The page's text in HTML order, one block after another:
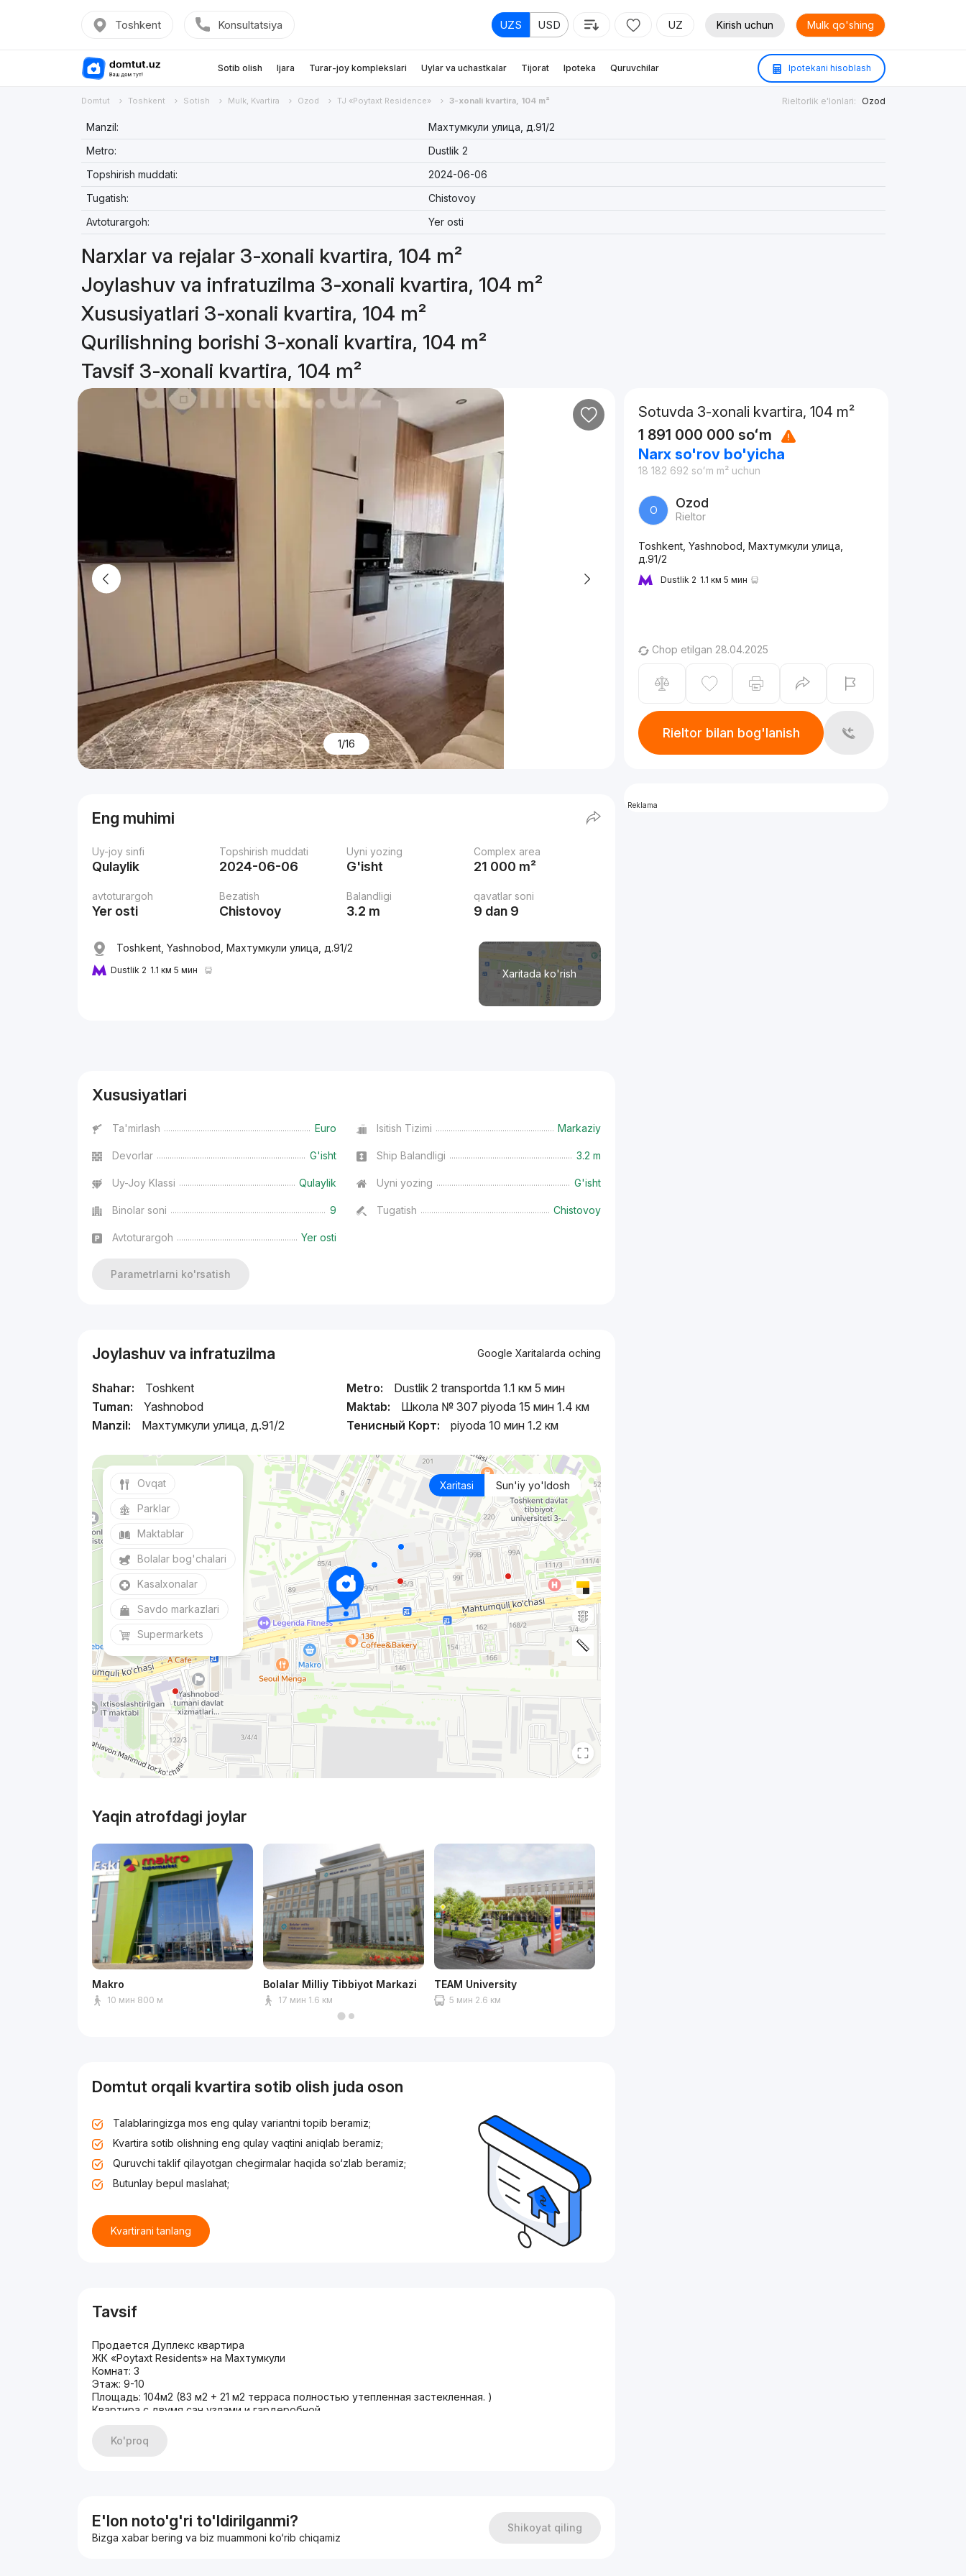
Toshkent Konsultatsiya UZS USD UZ Kirish uchun Mulk qo'shing
Sotib olish Ijara Turar-joy komplekslari Uylar va uchastkalar Tijorat Ipoteka Quruvchilar Ipotekani hisoblash
Domtut Toshkent Sotish Mulk, Kvartira Ozod TJ «Poytaxt Residence» 3-xonali kvartira, 104 m² Rieltorlik e'lonlari: Ozod
Manzil:
Махтумкули улица, д.91/2
Metro:
Dustlik 2
Topshirish muddati:
2024-06-06
Tugatish:
Chistovoy
Avtoturargoh:
Yer osti
Narxlar va rejalar 3-xonali kvartira, 104 m²
Joylashuv va infratuzilma 3-xonali kvartira, 104 m²
Xususiyatlari 3-xonali kvartira, 104 m²
Qurilishning borishi 3-xonali kvartira, 104 m²
Tavsif 3-xonali kvartira, 104 m²
1/16
Eng muhimi
Uy-joy sinfi
Qulaylik
Topshirish muddati
2024-06-06
Uyni yozing
G'isht
Complex area
21 000 m²
avtoturargoh
Yer osti
Bezatish
Chistovoy
Balandligi
3.2 m
qavatlar soni
9 dan 9
Xaritada ko'rish
Toshkent, Yashnobod, Махтумкули улица, д.91/2
Dustlik 2 1.1 км 5 мин
Xususiyatlari
Ta'mirlash Euro Isitish Tizimi Markaziy
Devorlar G'isht Ship Balandligi 3.2 m
Uy-Joy Klassi Qulaylik Uyni yozing G'isht
Binolar soni 9 Tugatish Chistovoy
Avtoturargoh Yer osti
Parametrlarni ko'rsatish
Joylashuv va infratuzilma Google Xaritalarda oching
Shahar:
Toshkent
Tuman:
Yashnobod
Manzil:
Махтумкули улица, д.91/2
Metro:
Dustlik 2 transportda 1.1 км 5 мин
Maktab:
Школа № 307 piyoda 15 мин 1.4 км
Тенисный Корт:
piyoda 10 мин 1.2 км
Xaritasi Sun'iy yo'ldosh
Ovqat
Parklar
Maktablar
Bolalar bog'chalari
Kasalxonalar
Savdo markazlari
Supermarkets
Yaqin atrofdagi joylar
Makro
10 мин 800 м
Bolalar Milliy Tibbiyot Markazi
17 мин 1.6 км
TEAM University
5 мин 2.6 км
Domtut orqali kvartira sotib olish juda oson
Talablaringizga mos eng qulay variantni topib beramiz;
Kvartira sotib olishning eng qulay vaqtini aniqlab beramiz;
Quruvchi taklif qilayotgan chegirmalar haqida so‘zlab beramiz;
Butunlay bepul maslahat;
Kvartirani tanlang
Tavsif
Продается Дуплекс квартира
ЖК «Poytaxt Residents» на Махтумкули
Комнат: 3
Этаж: 9-10
Площадь: 104м2 (83 м2 + 21 м2 терраса полностью утепленная застекленная. )
Квартира с двумя сан узлами и гардеробной.
3 - телевизора 55"
3 - кондиционера 9",12",18".
https://t.me/Newsentrhome
Ko'proq
E'lon noto'g'ri to'ldirilganmi?
Bizga xabar bering va biz muammoni ko‘rib chiqamiz
Shikoyat qiling
Sotuvda 3-xonali kvartira, 104 m²
1 891 000 000 soʻm
Narx so'rov bo'yicha
18 182 692 soʻm m² uchun
O Ozod
Rieltor
Toshkent, Yashnobod, Махтумкули улица,
д.91/2
Dustlik 2 1.1 км 5 мин
Chop etilgan 28.04.2025
Rieltor bilan bog'lanish
Reklama